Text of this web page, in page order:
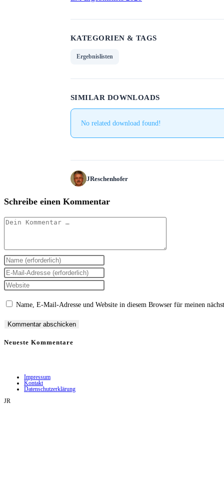
KATEGORIEN & TAGS
Ergebnislisten
SIMILAR DOWNLOADS
No related download found!
JReschenhofer
Schreibe einen Kommentar
Kommentar
Gib
deinen
Namen
Benutzernamen
zum
Gib
deine
Adresse
Gib
URL
Name, E-Mail-Adresse und Website in diesem Browser für meinen
Neueste Kommentare
Impressum
Kontakt
Datenschutzerklärung
JR